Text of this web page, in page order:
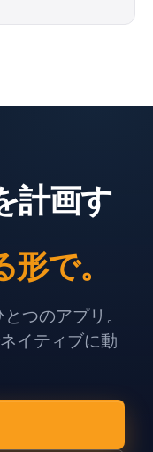
計画す
で。
つのアプリ。
イティブに動